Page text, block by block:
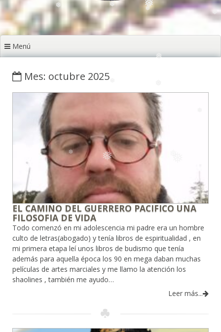
❅
❅
❅
❅
❅
Menú
Mes: octubre 2025
EL CAMINO DEL GUERRERO PACIFICO UNA
FILOSOFIA DE VIDA
Todo comenzó en mi adolescencia mi padre era un hombre
culto de letras(abogado) y tenía libros de espiritualidad , en
mi primera etapa leí unos libros de budismo que tenía
además para aquella época los 90 en mega daban muchas
películas de artes marciales y me llamo la atención los
shaolines , también me ayudo…
Leer más...